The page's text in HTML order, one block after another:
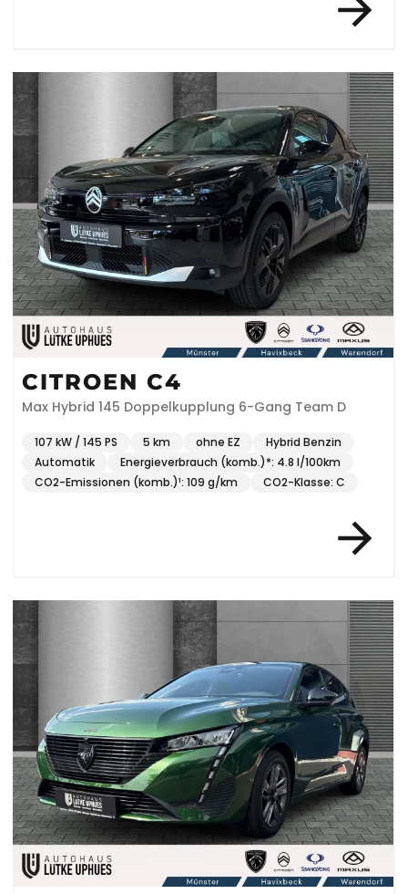
CITROEN C4
Max Hybrid 145 Doppelkupplung 6-Gang Team D
107 kW / 145 PS 5 km ohne EZ
Hybrid Benzin
Automatik
Energieverbrauch (komb.)*: 4.8 l/100km
CO2-Emissionen (komb.)¹: 109 g/km
CO2-Klasse: C